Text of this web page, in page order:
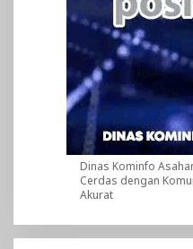
Dinas Kominfo
Cerdas dengan
Akurat